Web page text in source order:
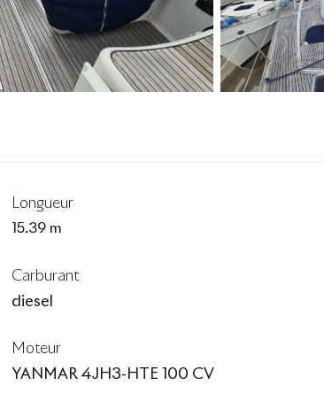
Longueur
15.39 m
Carburant
diesel
Moteur
YANMAR 4JH3-HTE 100 CV